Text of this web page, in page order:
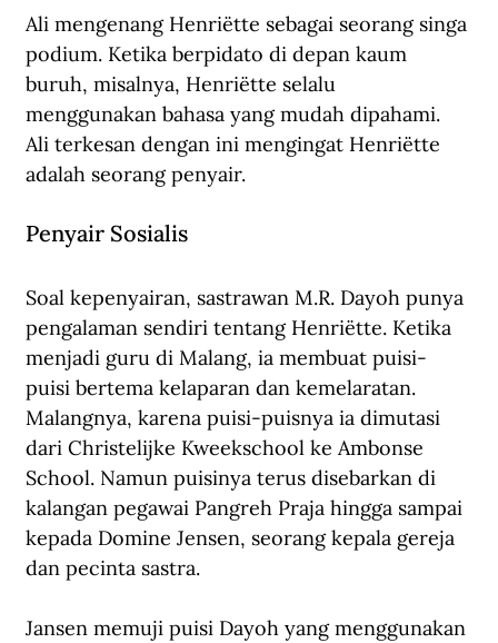
Ali mengenang Henriëtte sebagai seorang singa
podium. Ketika berpidato di depan kaum
buruh, misalnya, Henriëtte selalu
menggunakan bahasa yang mudah dipahami.
Ali terkesan dengan ini mengingat Henriëtte
adalah seorang penyair.
Penyair Sosialis
Soal kepenyairan, sastrawan M.R. Dayoh punya
pengalaman sendiri tentang Henriëtte. Ketika
menjadi guru di Malang, ia membuat puisi-
puisi bertema kelaparan dan kemelaratan.
Malangnya, karena puisi-puisnya ia dimutasi
dari Christelijke Kweekschool ke Ambonse
School. Namun puisinya terus disebarkan di
kalangan pegawai Pangreh Praja hingga sampai
kepada Domine Jensen, seorang kepala gereja
dan pecinta sastra.
Jansen memuji puisi Dayoh yang menggunakan